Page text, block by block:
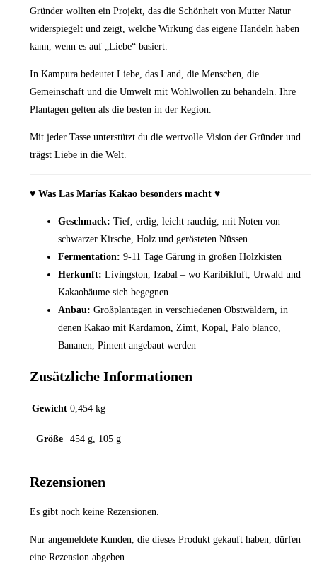
Gründer wollten ein Projekt, das die Schönheit von Mutter Natur
widerspiegelt und zeigt, welche Wirkung das eigene Handeln haben
kann, wenn es auf „Liebe“ basiert.
In Kampura bedeutet Liebe, das Land, die Menschen, die
Gemeinschaft und die Umwelt mit Wohlwollen zu behandeln. Ihre
Plantagen gelten als die besten in der Region.
Mit jeder Tasse unterstützt du die wertvolle Vision der Gründer und
trägst Liebe in die Welt.
♥ Was Las Marías Kakao besonders macht ♥
Geschmack: Tief, erdig, leicht rauchig, mit Noten von
schwarzer Kirsche, Holz und gerösteten Nüssen.
Fermentation: 9-11 Tage Gärung in großen Holzkisten
Herkunft: Livingston, Izabal – wo Karibikluft, Urwald und
Kakaobäume sich begegnen
Anbau: Großplantagen in verschiedenen Obstwäldern, in
denen Kakao mit Kardamon, Zimt, Kopal, Palo blanco,
Bananen, Piment angebaut werden
Zusätzliche Informationen
Gewicht 0,454 kg
Größe 454 g, 105 g
Rezensionen
Es gibt noch keine Rezensionen.
Nur angemeldete Kunden, die dieses Produkt gekauft haben, dürfen
eine Rezension abgeben.